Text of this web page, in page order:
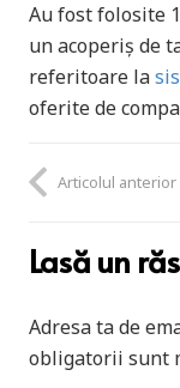
Au fost folosite
un acoperiș de
referitoare la
oferite de
Articolul anterior
Lasă un
Adresa ta de
obligatorii sunt